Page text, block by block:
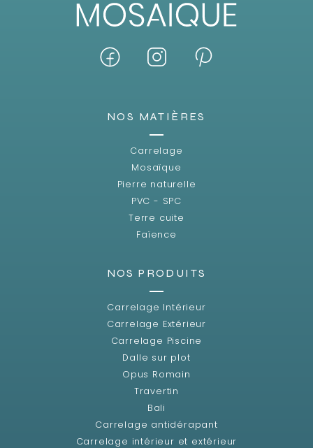
NOS MATIÈRES
Carrelage
Mosaïque
Pierre naturelle
PVC - SPC
Terre cuite
Faïence
NOS PRODUITS
Carrelage Intérieur
Carrelage Extérieur
Carrelage Piscine
Dalle sur plot
Opus Romain
Travertin
Bali
Carrelage antidérapant
Carrelage intérieur et extérieur